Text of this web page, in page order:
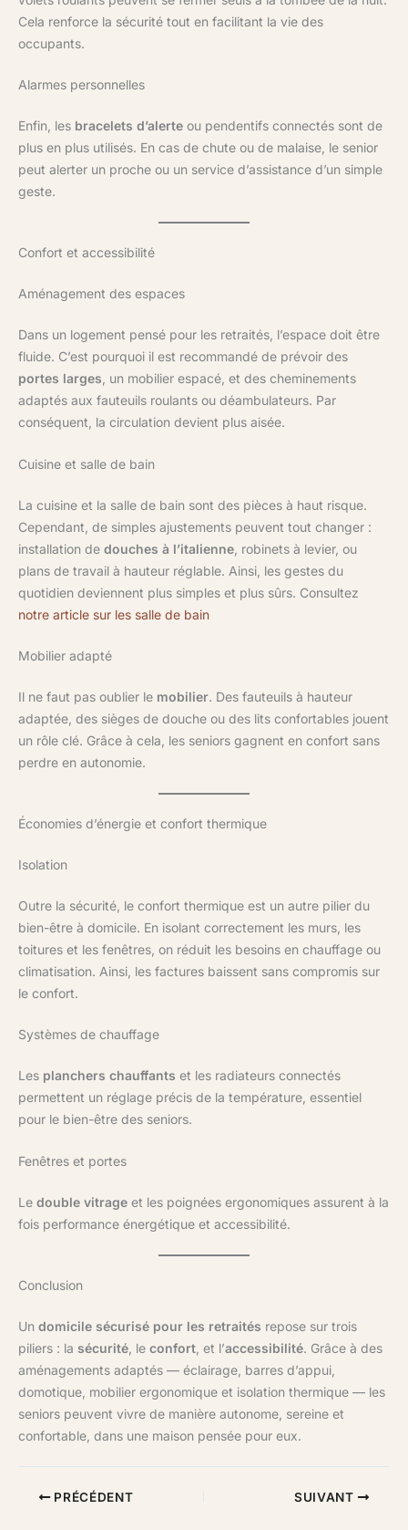
Cela renforce la sécurité tout en facilitant la vie des
occupants.
Alarmes personnelles
Enfin, les bracelets d’alerte ou pendentifs connectés sont de
plus en plus utilisés. En cas de chute ou de malaise, le senior
peut alerter un proche ou un service d’assistance d’un simple
geste.
Confort et accessibilité
Aménagement des espaces
Dans un logement pensé pour les retraités, l’espace doit être
fluide. C’est pourquoi il est recommandé de prévoir des
portes larges , un mobilier espacé, et des cheminements
adaptés aux fauteuils roulants ou déambulateurs. Par
conséquent, la circulation devient plus aisée.
Cuisine et salle de bain
La cuisine et la salle de bain sont des pièces à haut risque.
Cependant, de simples ajustements peuvent tout changer :
installation de douches à l’italienne , robinets à levier, ou
plans de travail à hauteur réglable. Ainsi, les gestes du
quotidien deviennent plus simples et plus sûrs. Consultez
notre article sur les salle de bain
Mobilier adapté
Il ne faut pas oublier le mobilier. Des fauteuils à hauteur
adaptée, des sièges de douche ou des lits confortables jouent
un rôle clé. Grâce à cela, les seniors gagnent en confort sans
perdre en autonomie.
Économies d’énergie et confort thermique
Isolation
Outre la sécurité, le confort thermique est un autre pilier du
bien-être à domicile. En isolant correctement les murs, les
toitures et les fenêtres, on réduit les besoins en chauffage ou
climatisation. Ainsi, les factures baissent sans compromis sur
le confort.
Systèmes de chauffage
Les planchers chauffants et les radiateurs connectés
permettent un réglage précis de la température, essentiel
pour le bien-être des seniors.
Fenêtres et portes
Le double vitrage et les poignées ergonomiques assurent à la
fois performance énergétique et accessibilité.
Conclusion
Un domicile sécurisé pour les retraités repose sur trois
piliers : la sécurité , le confort , et l’accessibilité. Grâce à des
aménagements adaptés — éclairage, barres d’appui,
domotique, mobilier ergonomique et isolation thermique — les
seniors peuvent vivre de manière autonome, sereine et
confortable, dans une maison pensée pour eux.
PRÉCÉDENT SUIVANT